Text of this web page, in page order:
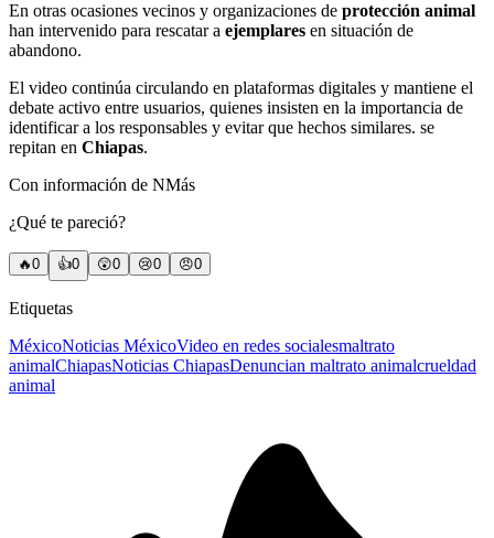
En otras ocasiones vecinos y organizaciones de protección animal
han intervenido para rescatar a ejemplares en situación de
abandono.
El video continúa circulando en plataformas digitales y mantiene el
debate activo entre usuarios, quienes insisten en la importancia de
identificar a los responsables y evitar que hechos similares. se
repitan en Chiapas.
Con información de NMás
¿Qué te pareció?
🔥0 👍0 😲0 😢0 😠0
Etiquetas
MéxicoNoticias MéxicoVideo en redes socialesmaltrato
animalChiapasNoticias ChiapasDenuncian maltrato animalcrueldad
animal